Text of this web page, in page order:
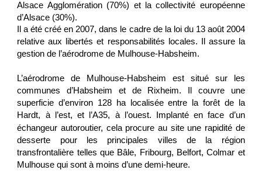
Alsace Agglomération (70%) et la collectivité européenne
d’Alsace (30%).
Il a été créé en 2007, dans le cadre de la loi du 13 août 2004
relative aux libertés et responsabilités locales. Il assure la
gestion de l’aérodrome de Mulhouse-Habsheim.
L’aérodrome de Mulhouse-Habsheim est situé sur les
communes d’Habsheim et de
Rixheim. Il couvre une
superficie d’environ 128 ha localisée entre la forêt de la
Hardt, à l’est, et
l’A35, à l’ouest.
Implanté en face d’un
échangeur autoroutier, cela procure au site une rapidité de
desserte pour les principales villes de la région
transfrontalière telles que Bâle, Fribourg, Belfort, Colmar et
Mulhouse qui sont à moins d’une demi-heure.